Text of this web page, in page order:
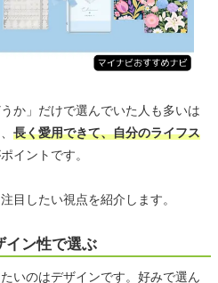
か」だけで選んでいた人も多いは
長く愛用できて、自分のライフス
イントです。
目したい視点を紹介します。
イン性で選ぶ
いのはデザインです。好みで選ん